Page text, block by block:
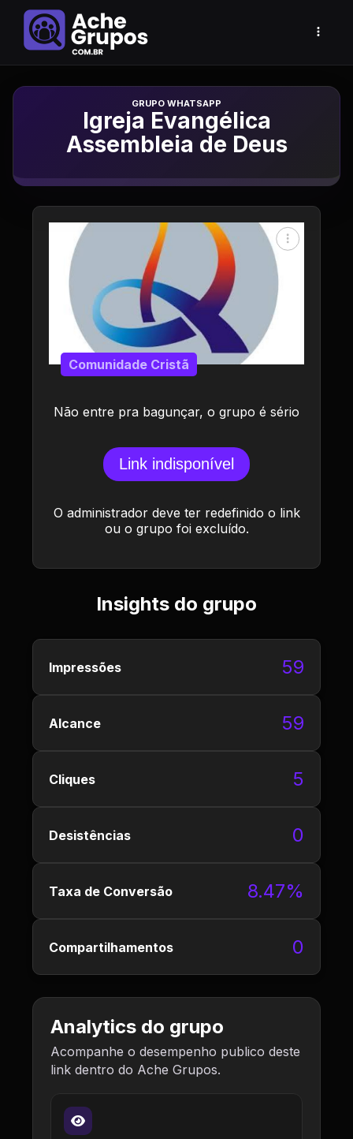
Grupo de Whatsapp
Igreja Evangélica
Assembleia de Deus
Não entre pra bagunçar, o grupo é sério
Comunidade Cristã
Link indisponível
O administrador deve ter redefinido o link
ou o grupo foi excluído.
Insights do grupo
Impressões 59
Alcance 59
Cliques 5
Desistências 0
Taxa de Conversão 8.47%
Compartilhamentos 0
Analytics do grupo
Acompanhe o desempenho publico deste
link dentro do Ache Grupos.